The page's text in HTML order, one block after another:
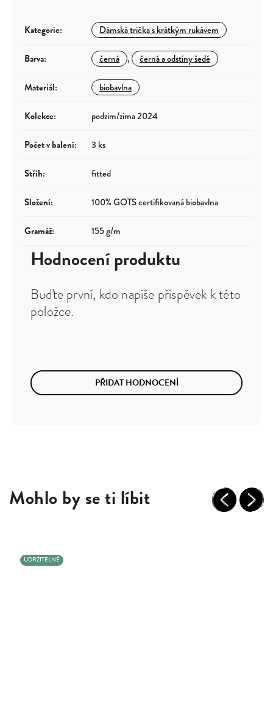
Kategorie: Dámská trička s krátkým rukávem
Barva: černá , černá a odstíny šedé
Materiál: biobavlna
Kolekce: podzim/zima 2024
Počet v balení: 3 ks
Střih: fitted
Složení: 100% GOTS certifikovaná biobavlna
Gramáž: 155 g/m
Hodnocení produktu
Buďte první, kdo napíše příspěvek k této
položce.
PŘIDAT HODNOCENÍ
Mohlo by se ti líbit Previous
UDRŽITELNÉ
Next